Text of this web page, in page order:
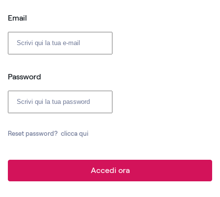
Login: user e password
Email
Password
Reset password? clicca qui
Accedi ora